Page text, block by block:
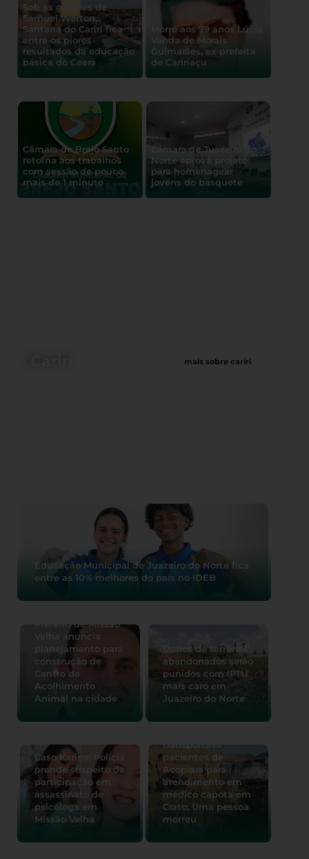
Sob as gestões de
Samuel Werton,
Santana do Cariri fica
entre os piores
resultados da educação
básica do Ceará
Morre aos 79 anos Lúcia
Vanda de Morais
Guimarães, ex-prefeita
de Caririaçu
Câmara de Brejo Santo
retorna aos trabalhos
com sessão de pouco
mais de 1 minuto
Câmara de Juazeiro do
Norte aprova projeto
para homenagear
jovens do basquete
mais sobre cariri
Educação Municipal de Juazeiro do Norte fica
entre as 10% melhores do país no IDEB
Prefeito de Missão
Velha anuncia
planejamento para
construção de
Centro de
Acolhimento
Animal na cidade
Donos de terrenos
abandonados serão
punidos com IPTU
mais caro em
Juazeiro do Norte
Caso Karine: Polícia
prende suspeito de
participação em
assassinato de
psicóloga em
Missão Velha
transportava
pacientes de
Acopiara para
atendimento em
médico capota em
Crato; Uma pessoa
morreu